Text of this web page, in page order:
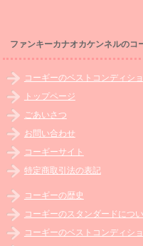
ファンキーカナオカケンネルのコ
コーギーのベストコンディシ
トップページ
ごあいさつ
お問い合わせ
コーギーサイト
特定商取引法の表記
コーギーの歴史
コーギーのスタンダードにつ
コーギーのベストコンディシ